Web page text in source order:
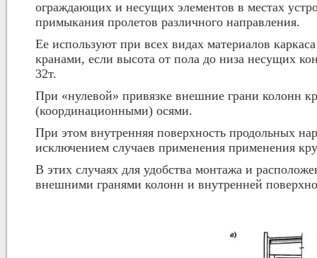
ограждающих и несущих элементов в местах
примыкания пролетов различного направления.
Ее используют при всех видах материалов
кранами, если высота от пола до низа несущих
32т.
При «нулевой» привязке внешние грани колонн
(координационными) осями.
При этом внутренняя поверхность продольных
исключением случаев применения применения
В этих случаях для удобства монтажа и
внешними гранями колонн и внутренней